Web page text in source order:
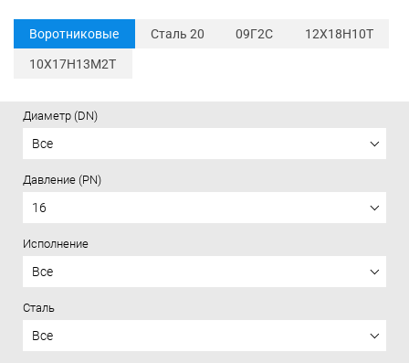
Воротниковые Cталь 20 09Г2С 12Х18Н10Т
10Х17Н13М2Т
Диаметр (DN)
Все
Давление (PN)
16
Исполнение
Все
Сталь
Все